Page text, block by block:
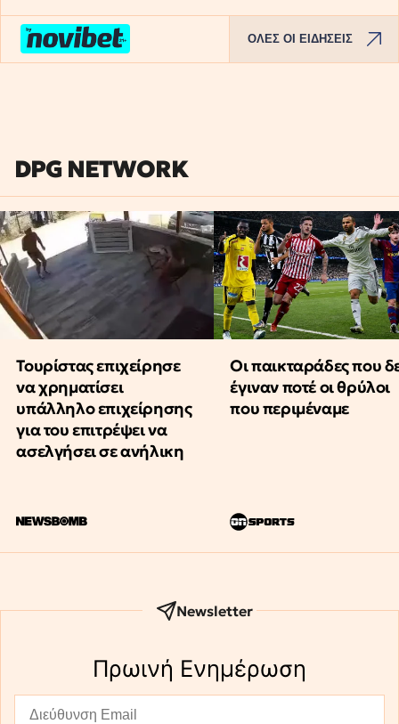
ΟΛΕΣ ΟΙ ΕΙΔΗΣΕΙΣ
DPG NETWORK
Τουρίστας επιχείρησε
να χρηματίσει
υπάλληλο επιχείρησης
για του επιτρέψει να
ασελγήσει σε ανήλικη
Οι παικταράδες που
έγιναν ποτέ οι θρύλοι
που περιμέναμε
Newsletter
Πρωινή Eνημέρωση